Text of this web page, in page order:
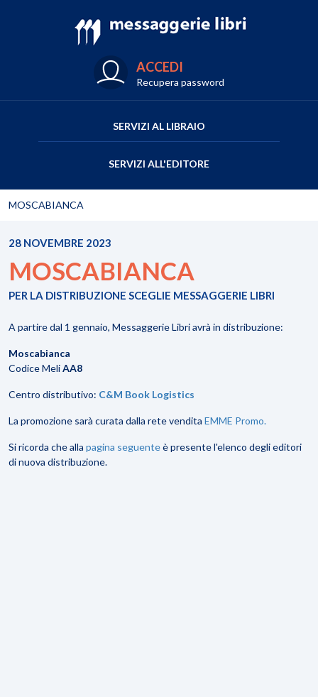
ACCEDI
Recupera password
SERVIZI AL LIBRAIO
SERVIZI ALL'EDITORE
MOSCABIANCA
28 NOVEMBRE 2023
MOSCABIANCA
PER LA DISTRIBUZIONE SCEGLIE MESSAGGERIE LIBRI
A partire dal 1 gennaio, Messaggerie Libri avrà in distribuzione:
Moscabianca
Codice MeliAA8
Centro distributivo: C&M Book Logistics
La promozione sarà curata dalla rete vendita EMME Promo.
Si ricorda che alla pagina seguenteè presente l'elenco degli editori
di nuova distribuzione.